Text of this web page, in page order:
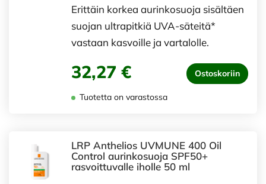
Erittäin korkea aurinkosuoja sisältäen
suojan ultrapitkiä UVA-säteitä*
vastaan kasvoille ja vartalolle.
32,27 € Ostoskoriin
Tuotetta on varastossa
LRP Anthelios UVMUNE 400 Oil
Control aurinkosuoja SPF50+
rasvoittuvalle iholle 50 ml